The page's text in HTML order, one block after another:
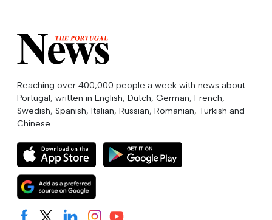
Reaching over 400,000 people a week with news about
Portugal, written in English, Dutch, German, French,
Swedish, Spanish, Italian, Russian, Romanian, Turkish and
Chinese.